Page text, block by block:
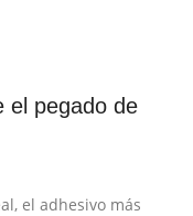
el pegado de
el adhesivo más